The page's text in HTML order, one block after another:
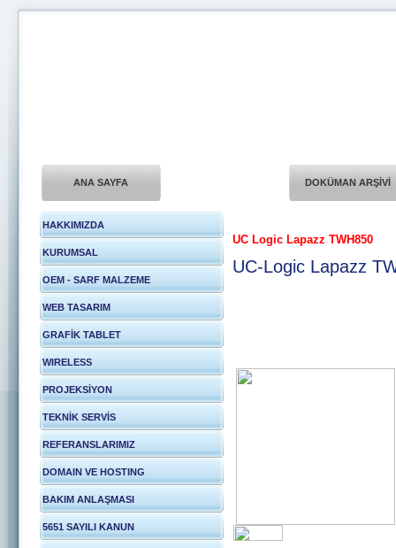
ANA SAYFA DOKÜMAN ARŞİVİ
HAKKIMIZDA
KURUMSAL
OEM - SARF MALZEME
WEB TASARIM
GRAFİK TABLET
WIRELESS
PROJEKSİYON
TEKNİK SERVİS
REFERANSLARIMIZ
DOMAIN VE HOSTING
BAKIM ANLAŞMASI
5651 SAYILI KANUN
UC Logic Lapazz TWH850
UC-Logic Lapazz